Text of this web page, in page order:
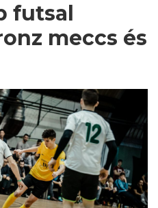
futsal
meccs és